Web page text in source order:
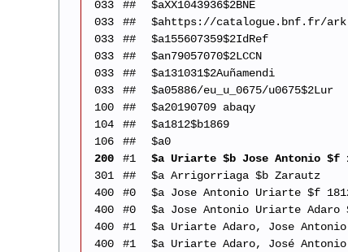
033
##
$aXX1043936$2BNE
033
##
$ahttps://catalogue.bnf.fr/ark:/
033
##
$a155607359$2IdRef
033
##
$an79057070$2LCCN
033
##
$a131031$2Auñamendi
033
##
$a05886/eu_u_0675/u0675$2Lur
100
##
$a20190709 abaqy
104
##
$a1812$b1869
106
##
$a0
200
#1
$a Uriarte $b Jose Antonio $f
301
##
$a Arrigorriaga $b Zarautz
400
#0
$a Jose Antonio Uriarte $f
400
#0
$a Jose Antonio Uriarte Adaro
400
#1
$a Uriarte Adaro, Jose Antonio
400
#1
$a Uriarte Adaro, José